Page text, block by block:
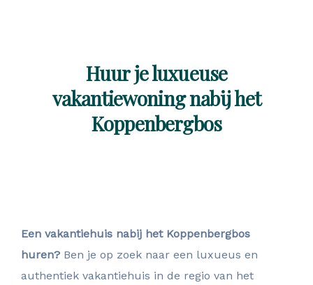
Huur je luxueuse
vakantiewoning nabij het
Koppenbergbos
Een vakantiehuis nabij het Koppenbergbos
huren? Ben je op zoek naar een luxueus en
authentiek vakantiehuis in de regio van het